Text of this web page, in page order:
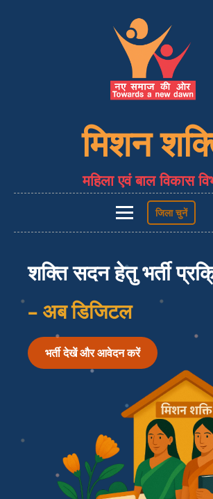
मिशन
महिला एवं बाल विकास
जिला चुनें
शक्ति सदन हेतु भर्ती
– अब डिजिटल
भर्ती देखें और आवेदन करें